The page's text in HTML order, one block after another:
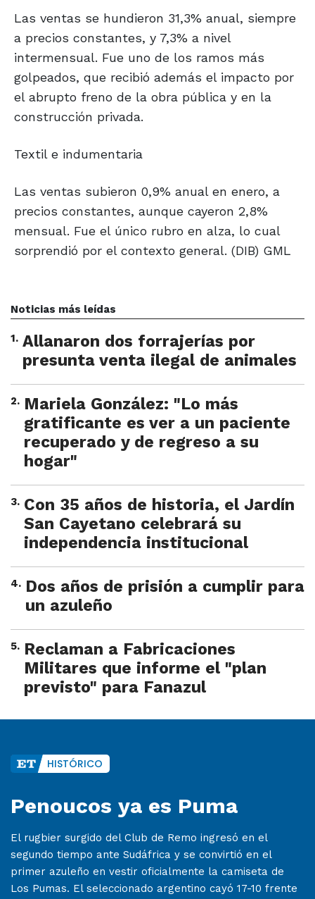
Las ventas se hundieron 31,3% anual, siempre
a precios constantes, y 7,3% a nivel
intermensual. Fue uno de los ramos más
golpeados, que recibió además el impacto por
el abrupto freno de la obra pública y en la
construcción privada.
Textil e indumentaria
Las ventas subieron 0,9% anual en enero, a
precios constantes, aunque cayeron 2,8%
mensual. Fue el único rubro en alza, lo cual
sorprendió por el contexto general. (DIB) GML
Noticias más leídas
1. Allanaron dos forrajerías por
presunta venta ilegal de animales
2. Mariela González: "Lo más
gratificante es ver a un paciente
recuperado y de regreso a su
hogar"
3. Con 35 años de historia, el Jardín
San Cayetano celebrará su
independencia institucional
4. Dos años de prisión a cumplir para
un azuleño
5. Reclaman a Fabricaciones
Militares que informe el "plan
previsto" para Fanazul
HISTÓRICO
Penoucos ya es Puma
El rugbier surgido del Club de Remo ingresó en el
segundo tiempo ante Sudáfrica y se convirtió en el
primer azuleño en vestir oficialmente la camiseta de
Los Pumas. El seleccionado argentino cayó 17-10 frente